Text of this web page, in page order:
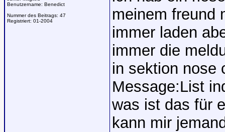
Benutzername: Benedict
Nummer des Beitrags: 47
Registriert: 01-2004
meinem freund
immer laden
immer die
in sektion nose
Message:List
was ist das für
kann mir